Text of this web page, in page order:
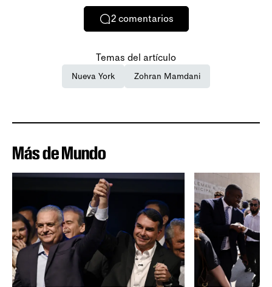
2 comentarios
Temas del artículo
Nueva York Zohran Mamdani
Más de Mundo